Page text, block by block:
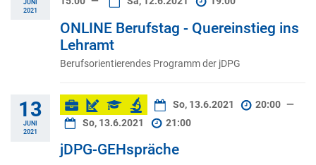
JUNI
2021
ONLINE Berufstag - Quereinstieg ins
Lehramt
Berufsorientierendes Programm der jDPG
13
JUNI
2021
So, 13.6.2021 20:00 —
So, 13.6.2021
21:00
jDPG-GEHspräche